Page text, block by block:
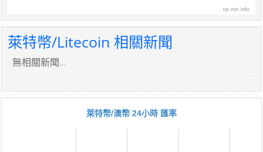
tw.rter.info
萊特幣/Litecoin 相關新聞
無相關新聞...
萊特幣/澳幣 24小時 匯率